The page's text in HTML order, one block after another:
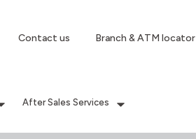
Contact us Branch & ATM locator
After Sales Services